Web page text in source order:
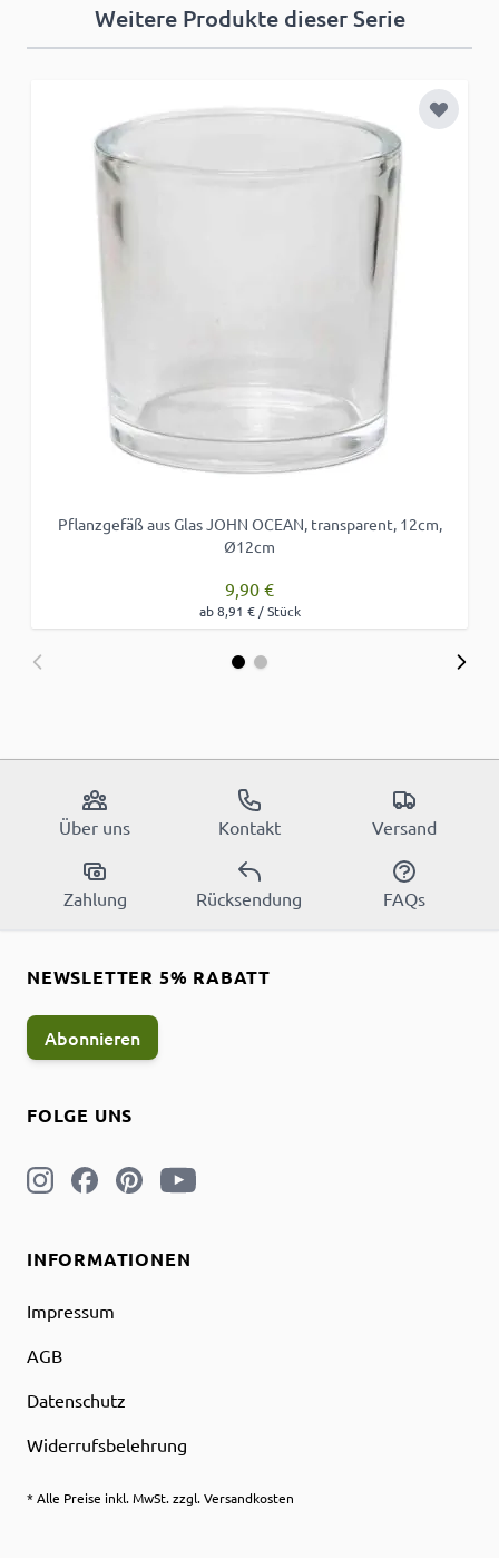
Weitere Produkte dieser Serie
Zur
Pflanzgefäß aus Glas JOHN OCEAN, transparent, 12cm,
Ø12cm
9,90 €
ab 8,91 € / Stück
Über uns Kontakt Versand
Zahlung Rücksendung FAQs
INFORMATIONEN
Impressum
AGB
Datenschutz
Widerrufsbelehrung
* Alle Preise inkl. MwSt. zzgl. Versandkosten
FOLGE UNS
NEWSLETTER 5% RABATT
Abonnieren